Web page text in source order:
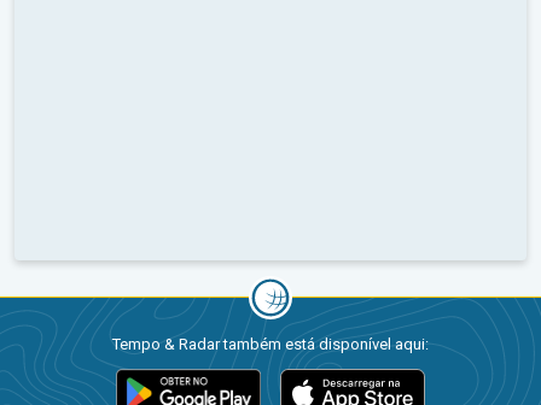
Tempo & Radar também está disponível aqui: